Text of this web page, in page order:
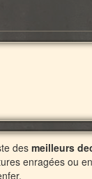
desmeilleurs
enragées ou